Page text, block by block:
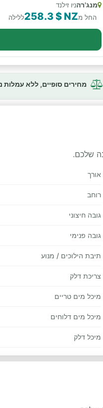
מנג'רהניו זילנד
החל מ258.3 $ NZללילה
מחירים סופיים, ללא עמלות
שלכם.
אורך
רוחב
גובה חיצוני
גובה פנימי
תיבת הילוכים / מנוע
צריכת דלק
מיכל מים טריים
מיכל מים דלוחים
מיכל דלק